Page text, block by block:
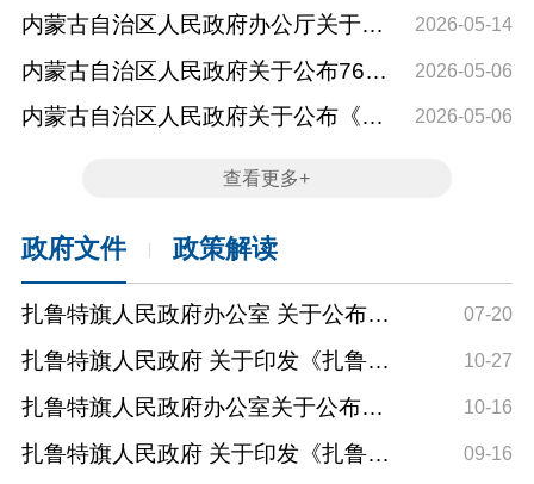
工程（大黑河、美岱沟）建设范围内
新增建设项目和迁入人口的补充通告
北辰饲料科技股份有限公司等3家企业
2025年度自治区主席质量奖的通报
内蒙古自治区人民政府办公厅关于印
发《金融支持实体经济十条举措
（2026年）》的通知
2026-05-14
内蒙古自治区人民政府关于公布76处
全国重点文物保护单位保护范围和
2026-05-06
内蒙古自治区人民政府关于公布《内
蒙古自治区矿山安全落后工艺及设备
2026-05-06
查看更多+
政府文件 政策解读
扎鲁特旗人民政府办公室 关于公布全
旗现行有效规范...
07-20
扎鲁特旗人民政府 关于印发《扎鲁特
旗山水项目草原...
10-27
扎鲁特旗人民政府办公室关于公布全
旗现行有效规范...
10-16
扎鲁特旗人民政府 关于印发《扎鲁特
09-16